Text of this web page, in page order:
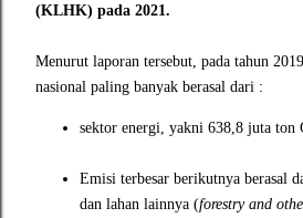
(KLHK) pada 2021.
Menurut laporan tersebut, pada tahun
nasional paling banyak berasal dari :
sektor energi, yakni 638,8 juta ton
Emisi terbesar berikutnya berasal
dan lahan lainnya (forestry and